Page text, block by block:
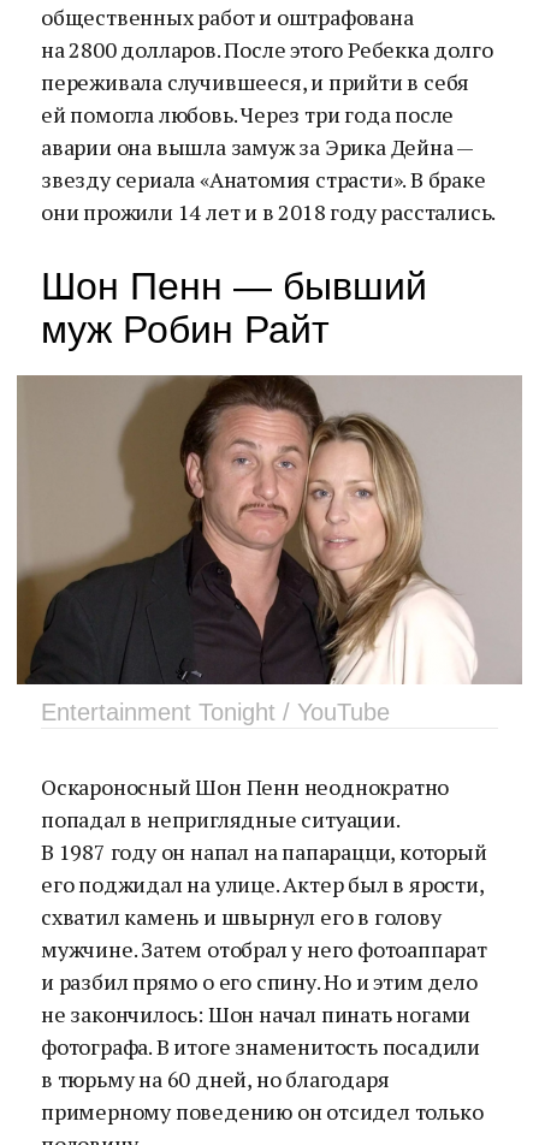
общественных работ и оштрафована
на 2800 долларов. После этого Ребекка долго
переживала случившееся, и прийти в себя
ей помогла любовь. Через три года после
аварии она вышла замуж за Эрика Дейна —
звезду сериала «Анатомия страсти». В браке
они прожили 14 лет и в 2018 году расстались.
Шон Пенн — бывший
муж Робин Райт
Entertainment Tonight / YouTube
Оскароносный Шон Пенн неоднократно
попадал в неприглядные ситуации.
В 1987 году он напал на папарацци, который
его поджидал на улице. Актер был в ярости,
схватил камень и швырнул его в голову
мужчине. Затем отобрал у него фотоаппарат
и разбил прямо о его спину. Но и этим дело
не закончилось: Шон начал пинать ногами
фотографа. В итоге знаменитость посадили
в тюрьму на 60 дней, но благодаря
примерному поведению он отсидел только